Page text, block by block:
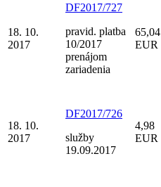
18. 10.
2017
DF2017/727
pravid. platba
10/2017
prenájom
zariadenia
65,04
EUR
18. 10.
2017
DF2017/726
služby
19.09.2017
4,98
EUR